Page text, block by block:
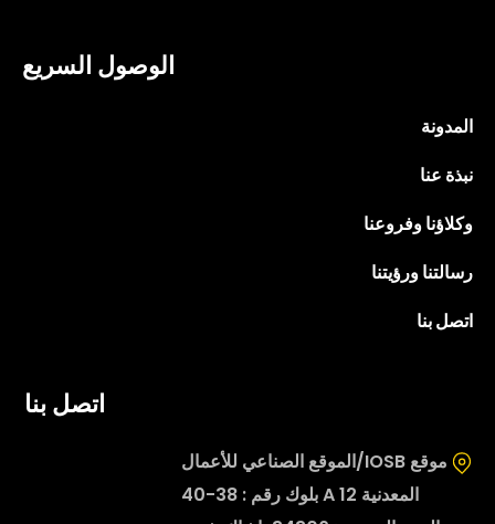
الوصول السريع
المدونة
نبذة عنا
وكلاؤنا وفروعنا
رسالتنا ورؤيتنا
اتصل بنا
اتصل بنا
موقع IOSB/الموقع الصناعي للأعمال
المعدنية 12 A بلوك رقم : 38-40